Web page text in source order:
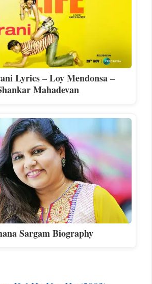
Lyrics – Loy Mendonsa –
Mahadevan
Sargam Biography